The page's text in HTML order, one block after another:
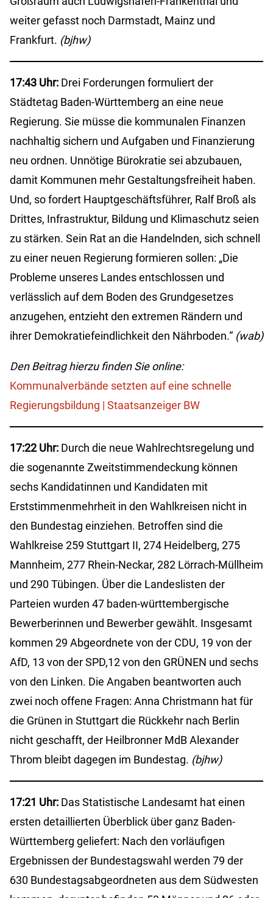
weiter gefasst noch Darmstadt, Mainz und
Frankfurt. (bjhw)
17:43 Uhr: Drei Forderungen formuliert der
Städtetag Baden-Württemberg an eine neue
Regierung. Sie müsse die kommunalen Finanzen
nachhaltig sichern und Aufgaben und Finanzierung
neu ordnen. Unnötige Bürokratie sei abzubauen,
damit Kommunen mehr Gestaltungsfreiheit haben.
Und, so fordert Hauptgeschäftsführer, Ralf Broß als
Drittes, Infrastruktur, Bildung und Klimaschutz seien
zu stärken. Sein Rat an die Handelnden, sich schnell
zu einer neuen Regierung formieren sollen: „Die
Probleme unseres Landes entschlossen und
verlässlich auf dem Boden des Grundgesetzes
anzugehen, entzieht den extremen Rändern und
ihrer Demokratiefeindlichkeit den Nährboden.“ (wab)
Den Beitrag hierzu finden Sie online:
Kommunalverbände setzten auf eine schnelle
Regierungsbildung | Staatsanzeiger BW
17:22 Uhr: Durch die neue Wahlrechtsregelung und
die sogenannte Zweitstimmendeckung können
sechs Kandidatinnen und Kandidaten mit
Erststimmenmehrheit in den Wahlkreisen nicht in
den Bundestag einziehen. Betroffen sind die
Wahlkreise 259 Stuttgart II, 274 Heidelberg, 275
Mannheim, 277 Rhein-Neckar, 282 Lörrach-Müllheim
und 290 Tübingen. Über die Landeslisten der
Parteien wurden 47 baden-württembergische
Bewerberinnen und Bewerber gewählt. Insgesamt
kommen 29 Abgeordnete von der CDU, 19 von der
AfD, 13 von der SPD,12 von den GRÜNEN und sechs
von den Linken. Die Angaben beantworten auch
zwei noch offene Fragen: Anna Christmann hat für
die Grünen in Stuttgart die Rückkehr nach Berlin
nicht geschafft, der Heilbronner MdB Alexander
Throm bleibt dagegen im Bundestag. (bjhw)
17:21 Uhr: Das Statistische Landesamt hat einen
ersten detaillierten Überblick über ganz Baden-
Württemberg geliefert: Nach den vorläufigen
Ergebnissen der Bundestagswahl werden 79 der
630 Bundestagsabgeordneten aus dem Südwesten